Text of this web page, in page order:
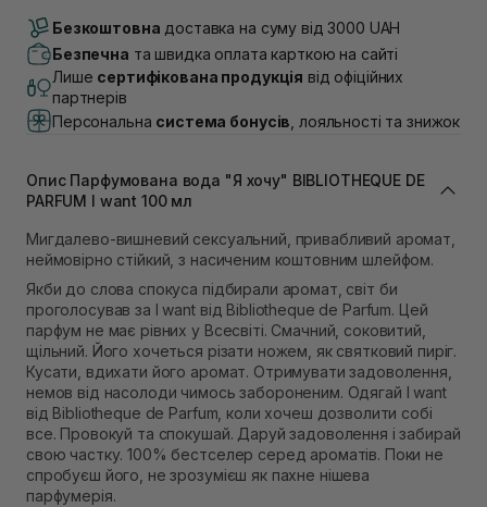
В наявності
Самовивіз м. Луцьк, вул. Винниченка 4
В наявності
Самовивіз м. Львів, вул. Академіка Підстригача, 1В
(Duck’s Lake)
Немає в наявності!
Немає в наявності!
Самовивіз м. Львів, вул. Степана Бандери 45
Самовивіз м. Рівне, вул. 16-го Липня, 15
В наявності
Самовивіз м. Рівне, вул. Кулика і Гудачека 23 (ТЦ
Екватор)
В наявності
Безкоштовна доставка на суму від 3000 UAH
Безпечна та швидка оплата карткою на сайті
Лише сертифікована продукція від офіційних
партнерів
Персональна система бонусів , лояльності та знижок
Опис Парфумована вода "Я хочу" BIBLIOTHEQUE DE
PARFUM I want 100 мл
Мигдалево-вишневий сексуальний, привабливий аромат,
неймовірно стійкий, з насиченим коштовним шлейфом.
Якби до слова спокуса підбирали аромат, світ би
проголосував за I want від Bibliotheque de Parfum. Цей
парфум не має рівних у Всесвіті. Смачний, соковитий,
щільний. Його хочеться різати ножем, як святковий пиріг.
Кусати, вдихати його аромат. Отримувати задоволення,
немов від насолоди чимось забороненим. Одягай I want
від Bibliotheque de Parfum, коли хочеш дозволити собі
все. Провокуй та спокушай. Даруй задоволення і забирай
свою частку. 100% бестселер серед ароматів. Поки не
спробуєш його, не зрозумієш як пахне нішева
парфумерія.